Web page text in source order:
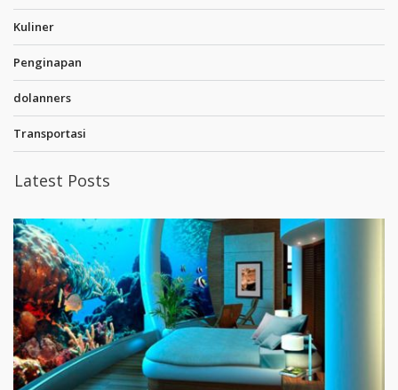
Kuliner
Penginapan
dolanners
Transportasi
Latest Posts